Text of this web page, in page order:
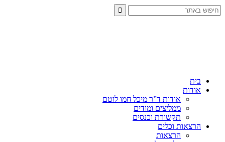
בית
אודות
אודות ד”ר מיכל חמו לוטם
ממליצים ומודים
תקשורת וכנסים
הרצאות וכלים
הרצאות